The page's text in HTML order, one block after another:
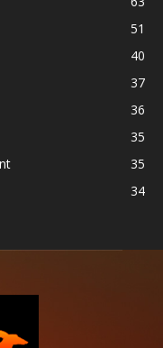
51
40
37
36
35
35
34